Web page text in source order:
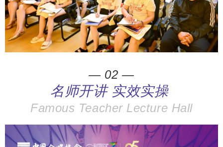
— 02 —
名师开讲 实效实操
Famous Teacher Lecture Hall